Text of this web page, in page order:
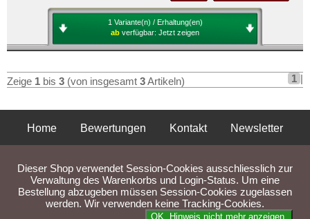
Impressum
1 Variante(n) / Erhaltung(en)
ab verfügbar: Jetzt zeigen
Zeige 1 bis 3 (von insgesamt 3Artikeln) 1 |
Home Bewertungen Kontakt
Newsletter
Liefer- und Versandkosten
Dieser Shop verwendet Session-Cookies ausschliesslich zur
Verwaltung des Warenkorbs und Login-Status. Um eine
Bestellung abzugeben müssen Session-Cookies zugelassen
werden. Wir verwenden keine Tracking-Cookies.
OK. Hinweis nicht mehr anzeigen.